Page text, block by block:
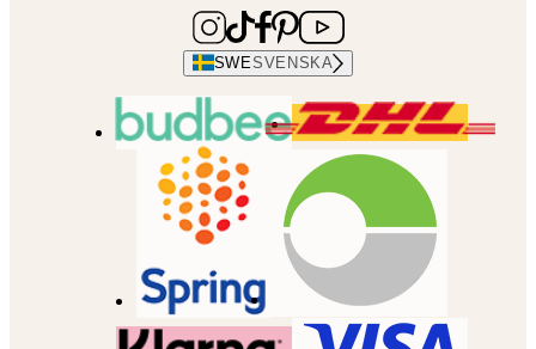
SWESVENSKA